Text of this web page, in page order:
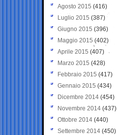
Agosto 2015 (416)
Luglio 2015 (387)
Giugno 2015 (396)
Maggio 2015 (402)
Aprile 2015 (407)
Marzo 2015 (428)
Febbraio 2015 (417)
Gennaio 2015 (434)
Dicembre 2014 (454)
Novembre 2014 (437)
Ottobre 2014 (440)
Settembre 2014 (450)